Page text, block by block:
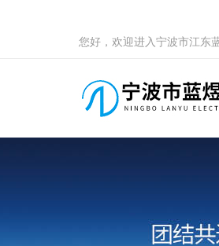
您好，欢迎进入宁波市江东